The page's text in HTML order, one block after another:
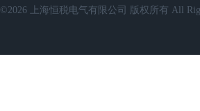
©2026 上海恒税电气有限公司 版权所有 All